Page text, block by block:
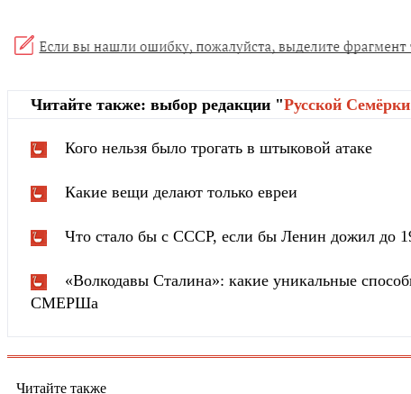
Читайте также: выбор редакции "Русской Cемёрки
Кого нельзя было трогать в штыковой атаке
Какие вещи делают только евреи
Что стало бы с СССР, если бы Ленин дожил до
«Волкодавы Сталина»: какие уникальные
СМЕРШа
Читайте также